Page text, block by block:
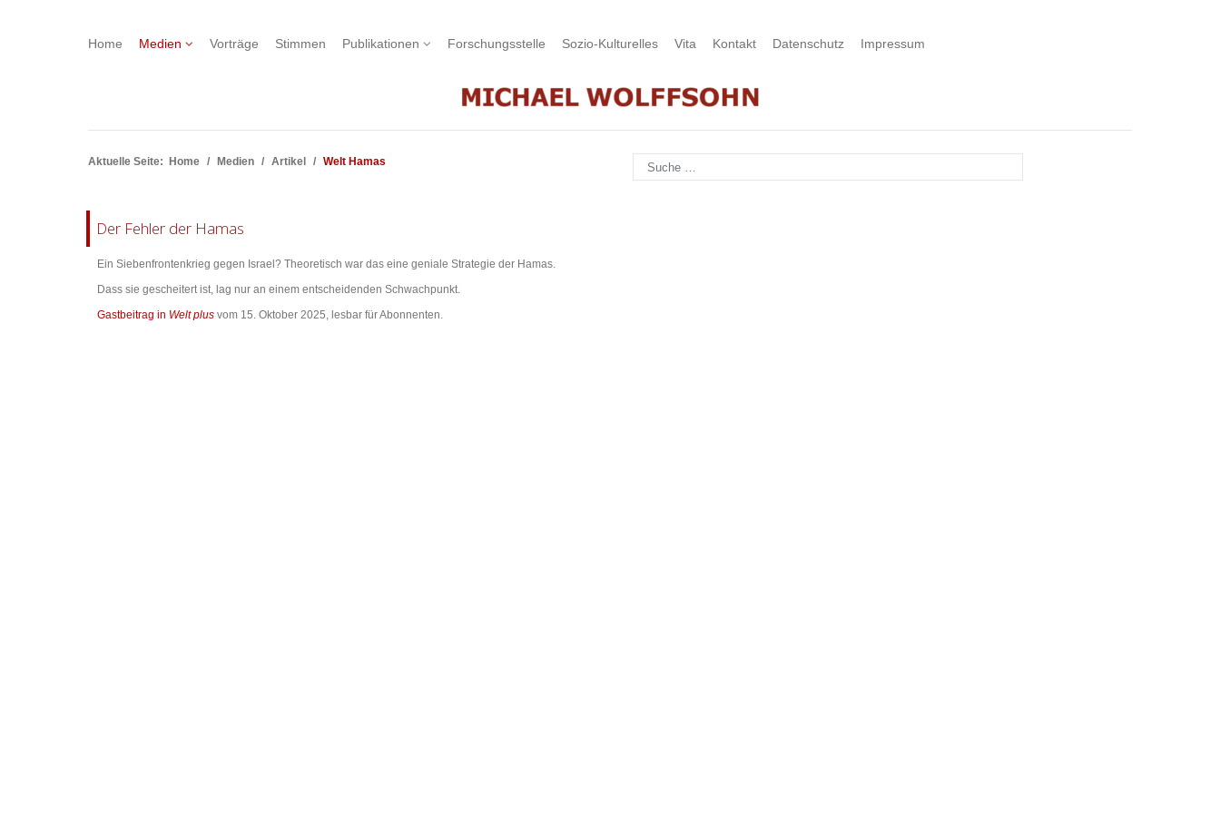
Home Medien Vorträge Stimmen Publikationen Forschungsstelle Sozio-Kulturelles Vita Kontakt Datenschutz Impressum
Aktuelle Seite: Home Medien Artikel Welt Hamas Suchen
Der Fehler der Hamas
Ein Siebenfrontenkrieg gegen Israel? Theoretisch war das eine geniale Strategie der Hamas.
Dass sie gescheitert ist, lag nur an einem entscheidenden Schwachpunkt.
Gastbeitrag in Welt plus vom 15. Oktober 2025, lesbar für Abonnenten.